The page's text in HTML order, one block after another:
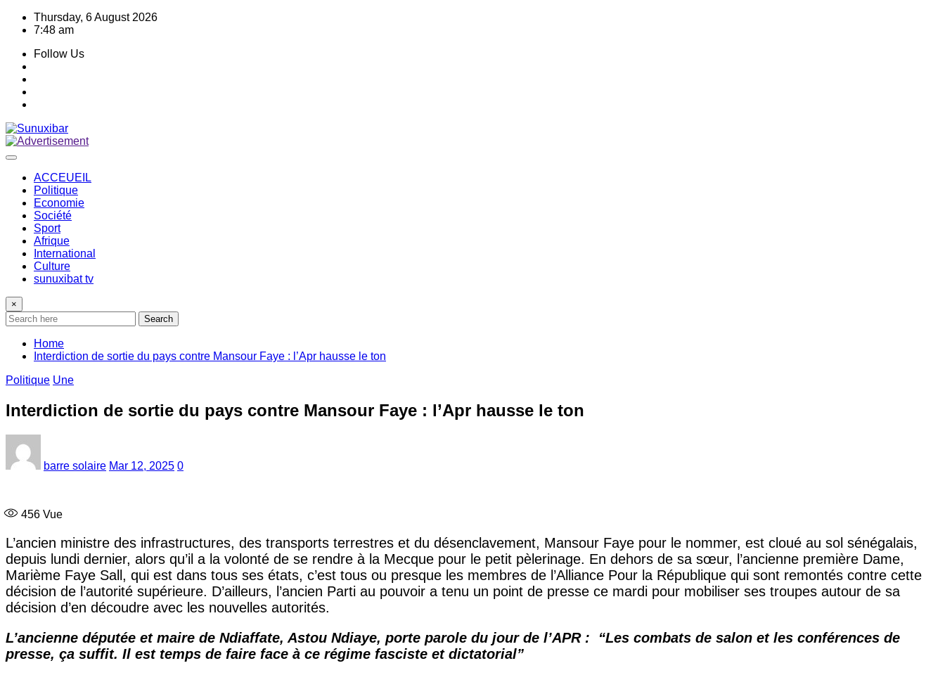
Skip
Thursday, 6 August 2026
7:48 am
Follow Us
ACCEUEIL
Politique
Economie
Société
Sport
Afrique
International
Culture
sunuxibat tv
×
Search
Home
Interdiction de sortie du pays contre Mansour Faye : l’Apr hausse le ton
Politique Une
Interdiction de sortie du pays contre Mansour Faye : l’Apr hausse le ton
barre solaire Mar 12, 2025 0
456 Vue
L’ancien ministre des infrastructures, des transports terrestres et du désenclavement, Mansour Faye pour le nommer, est cloué au sol sénégalais,
depuis lundi dernier, alors qu’il a la volonté de se rendre à la Mecque pour le petit pèlerinage. En dehors de sa sœur, l’ancienne première Dame,
Marième Faye Sall, qui est dans tous ses états, c’est tous ou presque les membres de l’Alliance Pour la République qui sont remontés contre cette
décision de l’autorité supérieure. D’ailleurs, l’ancien Parti au pouvoir a tenu un point de presse ce mardi pour mobiliser ses troupes autour de sa
décision d’en découdre avec les nouvelles autorités.
L’ancienne députée et maire de Ndiaffate, Astou Ndiaye, porte parole du jour de l’APR : “Les combats de salon et les conférences de
presse, ça suffit. Il est temps de faire face à ce régime fasciste et dictatorial”